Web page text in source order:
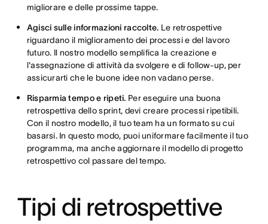
migliorare e delle prossime tappe.
Agisci sulle informazioni raccolte. Le retrospettive
riguardano il miglioramento dei processi e del lavoro
futuro. Il nostro modello semplifica la creazione e
l'assegnazione di attività da svolgere e di follow-up, per
assicurarti che le buone idee non vadano perse.
Risparmia tempo e ripeti. Per eseguire una buona
retrospettiva dello sprint, devi creare processi ripetibili.
Con il nostro modello, il tuo team ha un formato su cui
basarsi. In questo modo, puoi uniformare facilmente il tuo
programma, ma anche aggiornare il modello di progetto
retrospettivo col passare del tempo.
Tipi di retrospettive